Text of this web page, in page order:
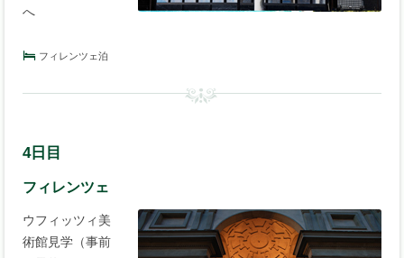
へ
フィレンツェ泊
4日目
フィレンツェ
ウフィッツィ美
術館見学（事前